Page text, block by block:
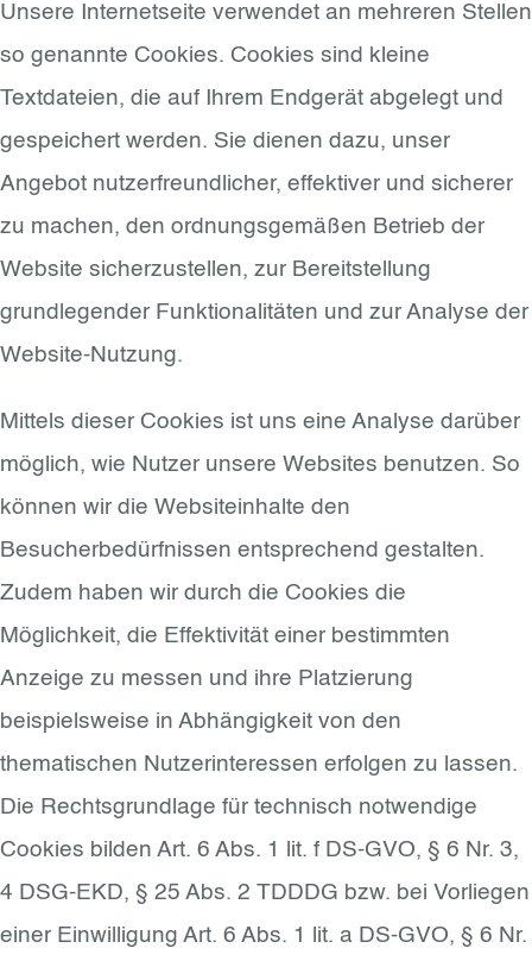
Unsere Internetseite verwendet an mehreren Stellen
so genannte Cookies. Cookies sind kleine
Textdateien, die auf Ihrem Endgerät abgelegt und
gespeichert werden. Sie dienen dazu, unser
Angebot nutzerfreundlicher, effektiver und sicherer
zu machen, den ordnungsgemäßen Betrieb der
Website sicherzustellen, zur Bereitstellung
grundlegender Funktionalitäten und zur Analyse der
Website-Nutzung.
Mittels dieser Cookies ist uns eine Analyse darüber
möglich, wie Nutzer unsere Websites benutzen. So
können wir die Websiteinhalte den
Besucherbedürfnissen entsprechend gestalten.
Zudem haben wir durch die Cookies die
Möglichkeit, die Effektivität einer bestimmten
Anzeige zu messen und ihre Platzierung
beispielsweise in Abhängigkeit von den
thematischen Nutzerinteressen erfolgen zu lassen.
Die Rechtsgrundlage für technisch notwendige
Cookies bilden Art. 6 Abs. 1 lit. f DS-GVO, § 6 Nr. 3,
4 DSG-EKD, § 25 Abs. 2 TDDDG bzw. bei Vorliegen
einer Einwilligung Art. 6 Abs. 1 lit. a DS-GVO, § 6 Nr.